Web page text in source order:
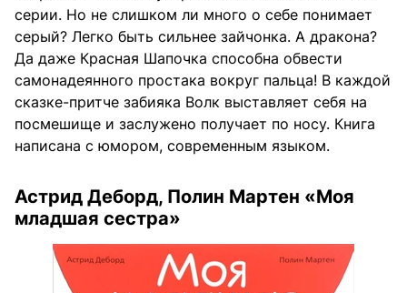
серии. Но не слишком ли много о себе понимает
серый? Легко быть сильнее зайчонка. А дракона?
Да даже Красная Шапочка способна обвести
самонадеянного простака вокруг пальца! В каждой
сказке-притче забияка Волк выставляет себя на
посмешище и заслужено получает по носу. Книга
написана с юмором, современным языком.
Астрид Деборд, Полин Мартен «Моя
младшая сестра»